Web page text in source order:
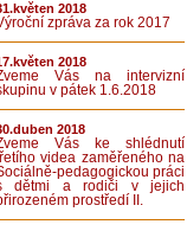
2018
zpráva za rok 2017
2018
Vás na intervizní
v pátek 1.6.2018
2018
Vás ke shlédnutí
videa zaměřeného na
pedagogickou práci
dětmi a rodiči v jejich
prostředí II.